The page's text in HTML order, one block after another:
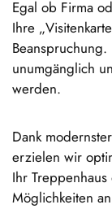
Egal ob Firma
Ihre
Beanspruchung.
unumgänglich
werden.
Dank
erzielen wir
Ihr
Möglichkeiten